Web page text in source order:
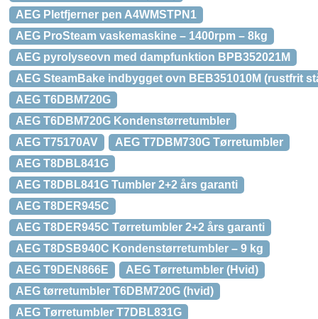
AEG Pletfjerner pen A4WMSTPN1
AEG ProSteam vaskemaskine – 1400rpm – 8kg
AEG pyrolyseovn med dampfunktion BPB352021M
AEG SteamBake indbygget ovn BEB351010M (rustfrit
AEG T6DBM720G
AEG T6DBM720G Kondenstørretumbler
AEG T75170AV
AEG T7DBM730G Tørretumbler
AEG T8DBL841G
AEG T8DBL841G Tumbler 2+2 års garanti
AEG T8DER945C
AEG T8DER945C Tørretumbler 2+2 års garanti
AEG T8DSB940C Kondenstørretumbler – 9 kg
AEG T9DEN866E
AEG Tørretumbler (Hvid)
AEG tørretumbler T6DBM720G (hvid)
AEG Tørretumbler T7DBL831G